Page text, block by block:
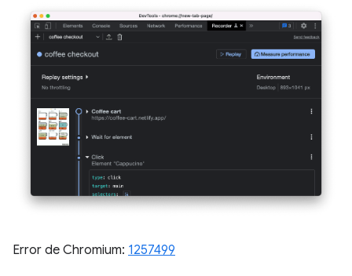
Error de Chromium: 1257499